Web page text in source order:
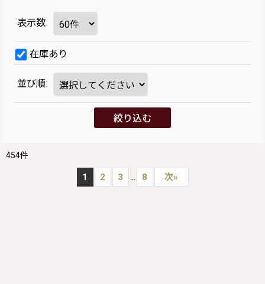
表示数:
在庫あり
並び順:
絞り込む
454件
1 2 3 ... 8 次»